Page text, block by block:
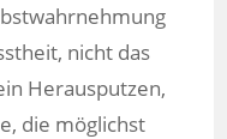
nicht das
Herausputzen,
die möglichst